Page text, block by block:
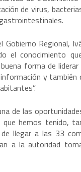
de virus,
Regional,
el conocimiento
forma de
y
de las
hemos tenido,
llegar a las 33
a la autoridad